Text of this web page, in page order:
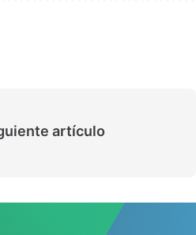
artículo